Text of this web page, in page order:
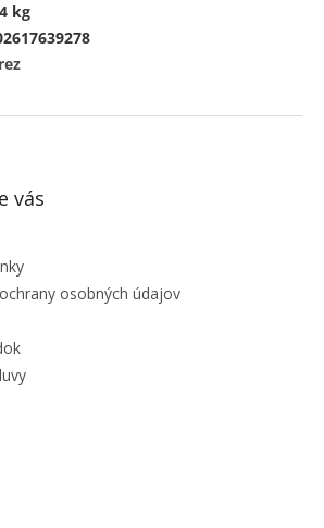
kg
vás
osobných údajov